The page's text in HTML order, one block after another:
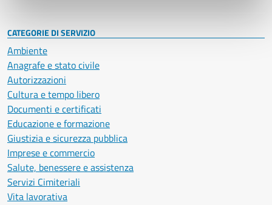
CATEGORIE DI SERVIZIO
Ambiente
Anagrafe e stato civile
Autorizzazioni
Cultura e tempo libero
Documenti e certificati
Educazione e formazione
Giustizia e sicurezza pubblica
Imprese e commercio
Salute, benessere e assistenza
Servizi Cimiteriali
Vita lavorativa